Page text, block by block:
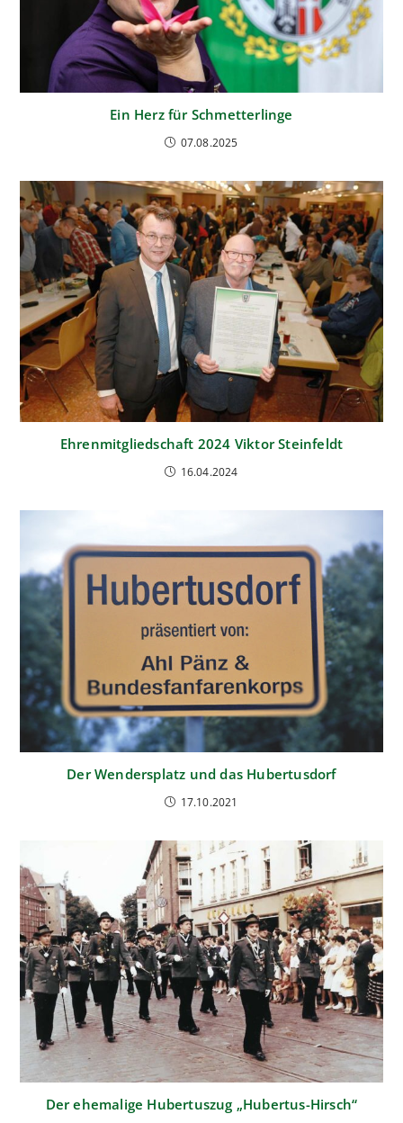
Ein Herz für Schmetterlinge
07.08.2025
Ehrenmitgliedschaft 2024 Viktor Steinfeldt
16.04.2024
Der Wendersplatz und das Hubertusdorf
17.10.2021
Der ehemalige Hubertuszug „Hubertus-Hirsch“